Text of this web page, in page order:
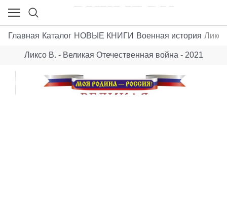
Главная Каталог НОВЫЕ КНИГИ Военная история
Ликсо В. - Великая Отечественная война - 2021